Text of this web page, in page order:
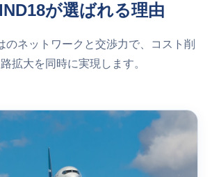
が選ばれる理由
のネットワークと交渉力で、コスト削
拡大を同時に実現します。